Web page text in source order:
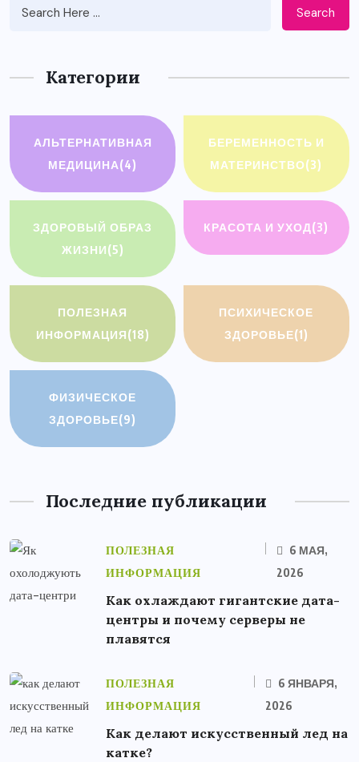
Search
Категории
АЛЬТЕРНАТИВНАЯ
МЕДИЦИНА(4)
БЕРЕМЕННОСТЬ И
МАТЕРИНСТВО(3)
ЗДОРОВЫЙ ОБРАЗ
ЖИЗНИ(5)
КРАСОТА И УХОД(3)
ПОЛЕЗНАЯ
ИНФОРМАЦИЯ(18)
ПСИХИЧЕСКОЕ
ЗДОРОВЬЕ(1)
ФИЗИЧЕСКОЕ
ЗДОРОВЬЕ(9)
Последние публикации
ПОЛЕЗНАЯ
ИНФОРМАЦИЯ
6 МАЯ,
2026
Как охлаждают гигантские дата-
центры и почему серверы не
плавятся
ПОЛЕЗНАЯ
ИНФОРМАЦИЯ
6 ЯНВАРЯ,
2026
Как делают искусственный лед на
катке?